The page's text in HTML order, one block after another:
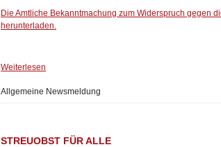
Die Amtliche Bekanntmachung zum Widerspruch gegen
herunterladen.
Weiterlesen
Allgemeine Newsmeldung
STREUOBST FÜR ALLE